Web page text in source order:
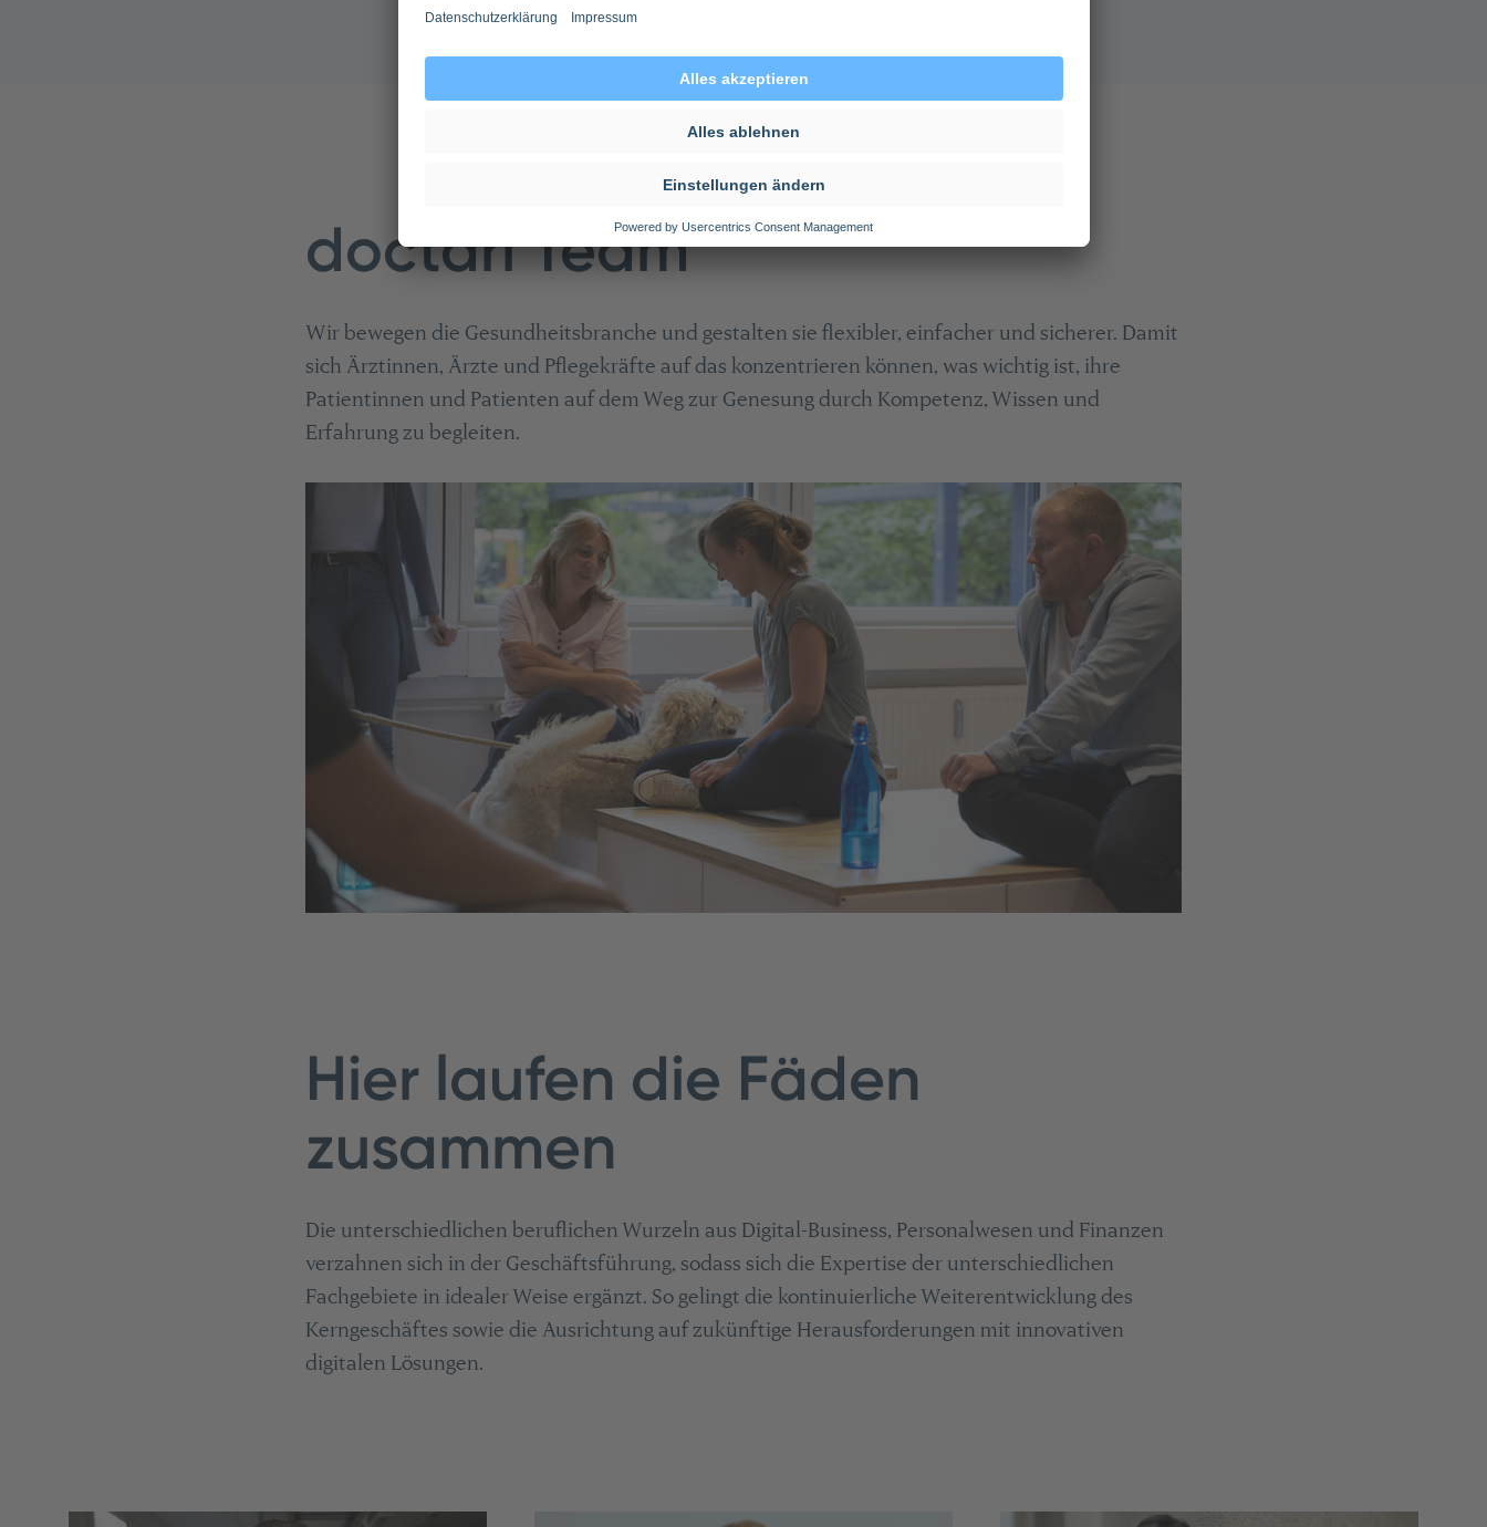
doctari Team
Wir bewegen die Gesundheitsbranche und gestalten sie flexibler, einfacher und sicherer. Damit
sich Ärztinnen, Ärzte und Pflegekräfte auf das konzentrieren können, was wichtig ist, ihre
Patientinnen und Patienten auf dem Weg zur Genesung durch Kompetenz, Wissen und
Erfahrung zu begleiten.
Hier laufen die Fäden
zusammen
Die unterschiedlichen beruflichen Wurzeln aus Digital-Business, Personalwesen und Finanzen
verzahnen sich in der Geschäftsführung, sodass sich die Expertise der unterschiedlichen
Fachgebiete in idealer Weise ergänzt. So gelingt die kontinuierliche Weiterentwicklung des
Kerngeschäftes sowie die Ausrichtung auf zukünftige Herausforderungen mit innovativen
digitalen Lösungen.